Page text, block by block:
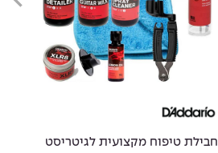
חבילת טיפוח מקצועית לגיטריסט